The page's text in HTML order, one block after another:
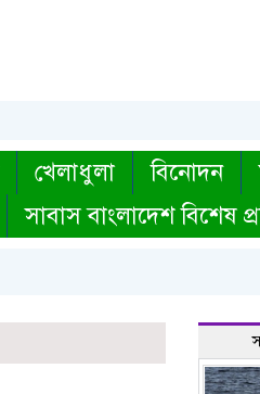
খেলাধুলা বিনোদন
সাবাস বাংলাদেশ বিশেষ